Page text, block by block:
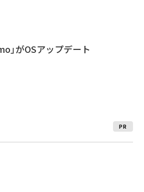
」がOSアップデート
PR